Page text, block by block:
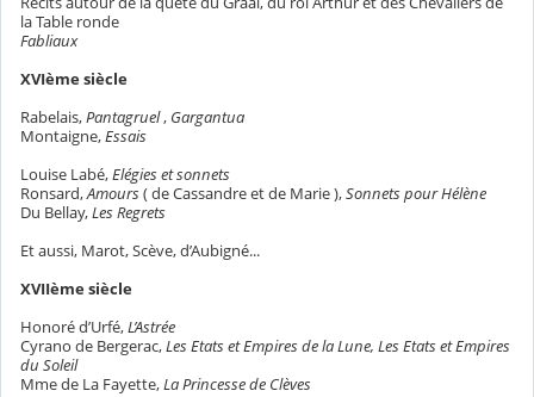
la Table ronde
Fabliaux
XVIème siècle
Rabelais,Pantagruel, Gargantua
Montaigne,Essais
Louise Labé,Elégies et sonnets
Ronsard,Amours( de Cassandre et de Marie ),Sonnets pour Hélène
Du Bellay,Les Regrets
Et aussi, Marot, Scève, d’Aubigné...
XVIIème siècle
Honoré d’Urfé,L’Astrée
Cyrano de Bergerac,Les Etats et Empires de la Lune, Les Etats etEmpires
du Soleil
Mme de La Fayette,La Princesse de Clèves